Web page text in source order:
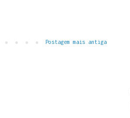
Postagem mais antiga